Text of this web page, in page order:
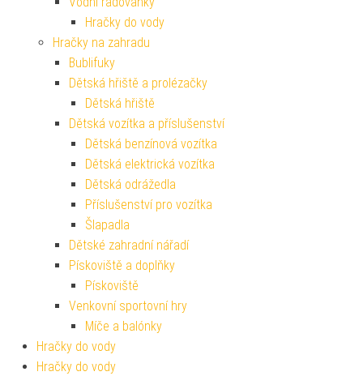
Hračky do vody
Hračky na zahradu
Bublifuky
Dětská hřiště a prolézačky
Dětská hřiště
Dětská vozítka a příslušenství
Dětská benzínová vozítka
Dětská elektrická vozítka
Dětská odrážedla
Příslušenství pro vozítka
Šlapadla
Dětské zahradní nářadí
Pískoviště a doplňky
Pískoviště
Venkovní sportovní hry
Míče a balónky
Hračky do vody
Hračky do vody